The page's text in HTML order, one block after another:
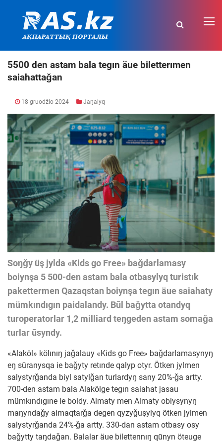
5500 den astam bala tegın äue biletterımen
saiahattaǧan
18 gruodžio 2024 Jaŋalyq
Soŋǧy üş jylda «Kids go Free» baǧdarlamasy
boiynşa 5 500-den astam bala otbasylyq turistık
pakettermen Qazaqstan boiynşa tegın äue saiahaty
mümkındıgın paidalandy. Būl baǧytta otandyq
turoperatorlar 1,2 milliard teŋgeden astam somaǧa
turlar ūsyndy.
«Alaköl» kölınıŋ jaǧalauy «Kids go Free» baǧdarlamasynyŋ
eŋ sūranysqa ie baǧyty retınde qalyp otyr. Ötken jylmen
salystyrǧanda biyl satylǧan turlardyŋ sany 20%-ǧa artty.
700-den astam bala Alakölge tegın saiahat jasau
mümkındıgıne ie boldy. Almaty men Almaty oblysynyŋ
maŋyndaǧy aimaqtarǧa degen qyzyǧuşylyq ötken jylmen
salystyrǧanda 24%-ǧa artty. 330-dan astam otbasy osy
baǧytty taŋdaǧan. Balalar äue biletterınıŋ qūnyn öteuge